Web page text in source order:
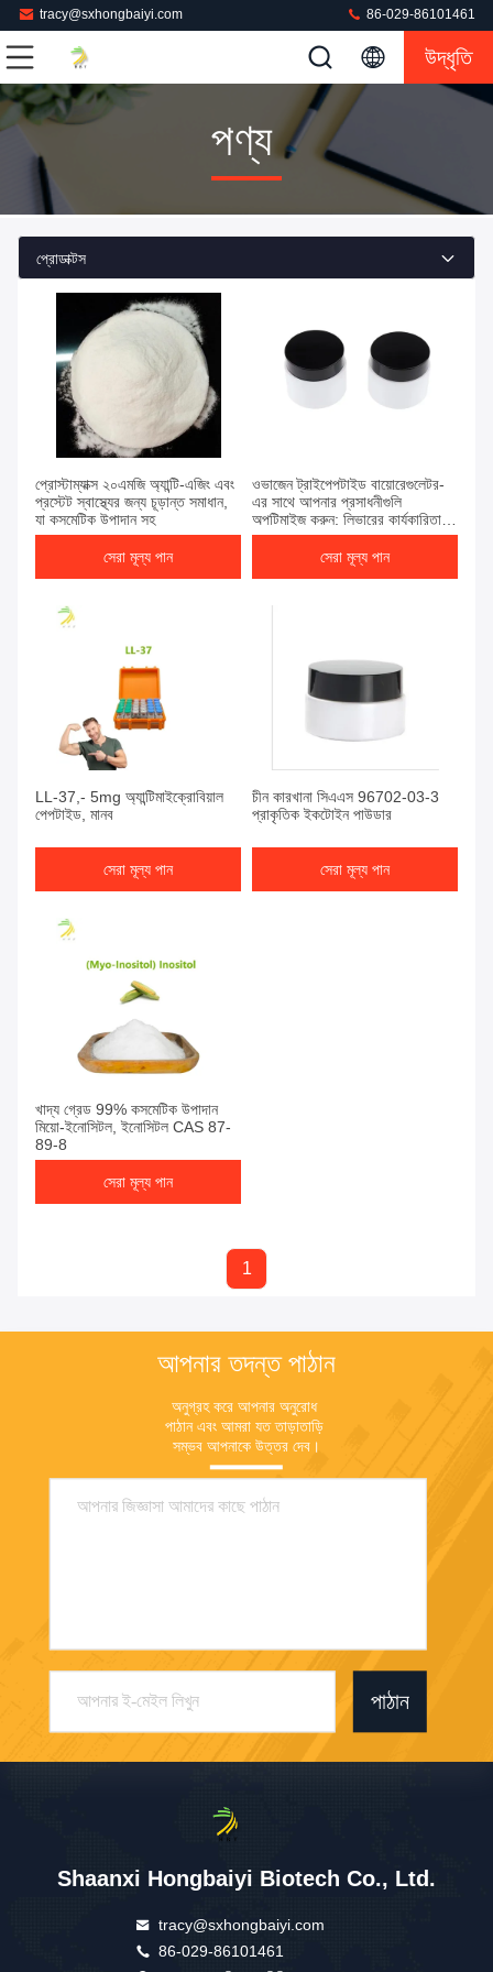
tracy@sxhongbaiyi.com 86-029-86101461
উদ্ধৃতি
পণ্য
প্রোডাক্টস
প্রোস্টাম্যাক্স ২০এমজি অ্যান্টি-এজিং এবং
প্রস্টেট স্বাস্থ্যের জন্য চূড়ান্ত সমাধান,
যা কসমেটিক উপাদান সহ
সেরা মূল্য পান
ওভাজেন ট্রাইপেপটাইড বায়োরেগুলেটর-
এর সাথে আপনার প্রসাধনীগুলি
অপটিমাইজ করুন: লিভারের কার্যকারিতা
নিয়ন্ত্রণের জন্য শ্রেষ্ঠ প্রসাধনী উপাদান
সেরা মূল্য পান
LL-37,- 5mg অ্যান্টিমাইক্রোবিয়াল
পেপটাইড, মানব
সেরা মূল্য পান
চীন কারখানা সিএএস 96702-03-3
প্রাকৃতিক ইকটোইন পাউডার
সেরা মূল্য পান
খাদ্য গ্রেড 99% কসমেটিক উপাদান
মিয়ো-ইনোসিটল, ইনোসিটল CAS 87-
89-8
সেরা মূল্য পান
1
আপনার তদন্ত পাঠান
অনুগ্রহ করে আপনার অনুরোধ
পাঠান এবং আমরা যত তাড়াতাড়ি
সম্ভব আপনাকে উত্তর দেব।
পাঠান
Shaanxi Hongbaiyi Biotech Co., Ltd.
tracy@sxhongbaiyi.com
86-029-86101461